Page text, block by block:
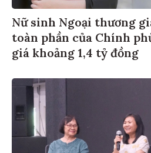
Nữ sinh Ngoại thương
toàn phần của Chính
giá khoảng 1,4 tỷ đồng